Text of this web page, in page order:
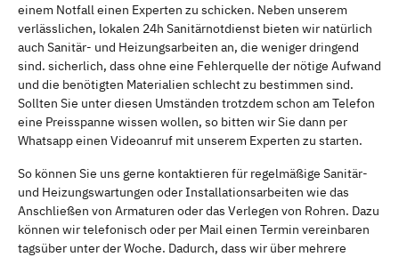
einem Notfall einen Experten zu schicken. Neben unserem
verlässlichen, lokalen 24h Sanitärnotdienst bieten wir natürlich
auch Sanitär- und Heizungsarbeiten an, die weniger dringend
sind. sicherlich, dass ohne eine Fehlerquelle der nötige Aufwand
und die benötigten Materialien schlecht zu bestimmen sind.
Sollten Sie unter diesen Umständen trotzdem schon am Telefon
eine Preisspanne wissen wollen, so bitten wir Sie dann per
Whatsapp einen Videoanruf mit unserem Experten zu starten.
So können Sie uns gerne kontaktieren für regelmäßige Sanitär-
und Heizungswartungen oder Installationsarbeiten wie das
Anschließen von Armaturen oder das Verlegen von Rohren. Dazu
können wir telefonisch oder per Mail einen Termin vereinbaren
tagsüber unter der Woche. Dadurch, dass wir über mehrere